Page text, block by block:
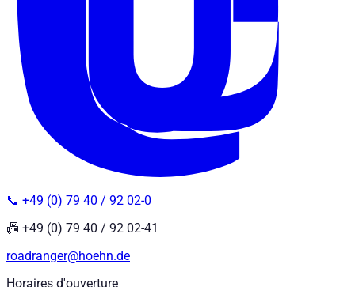
📞 +49 (0) 79 40 / 92 02-0
📠 +49 (0) 79 40 / 92 02-41
roadranger@hoehn.de
Horaires d'ouverture